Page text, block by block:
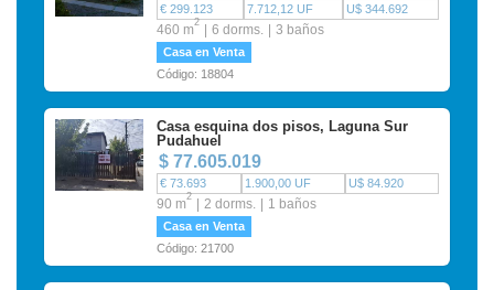
€ 299.123 7.712,12 UF U$ 344.692
460 m2 6 dorms. 3 baños
Casa en Venta
Código: 18804
Casa esquina dos pisos, Laguna Sur
Pudahuel
$ 77.605.019
€ 73.693 1.900,00 UF U$ 84.920
90 m2 2 dorms. 1 baños
Casa en Venta
Código: 21700